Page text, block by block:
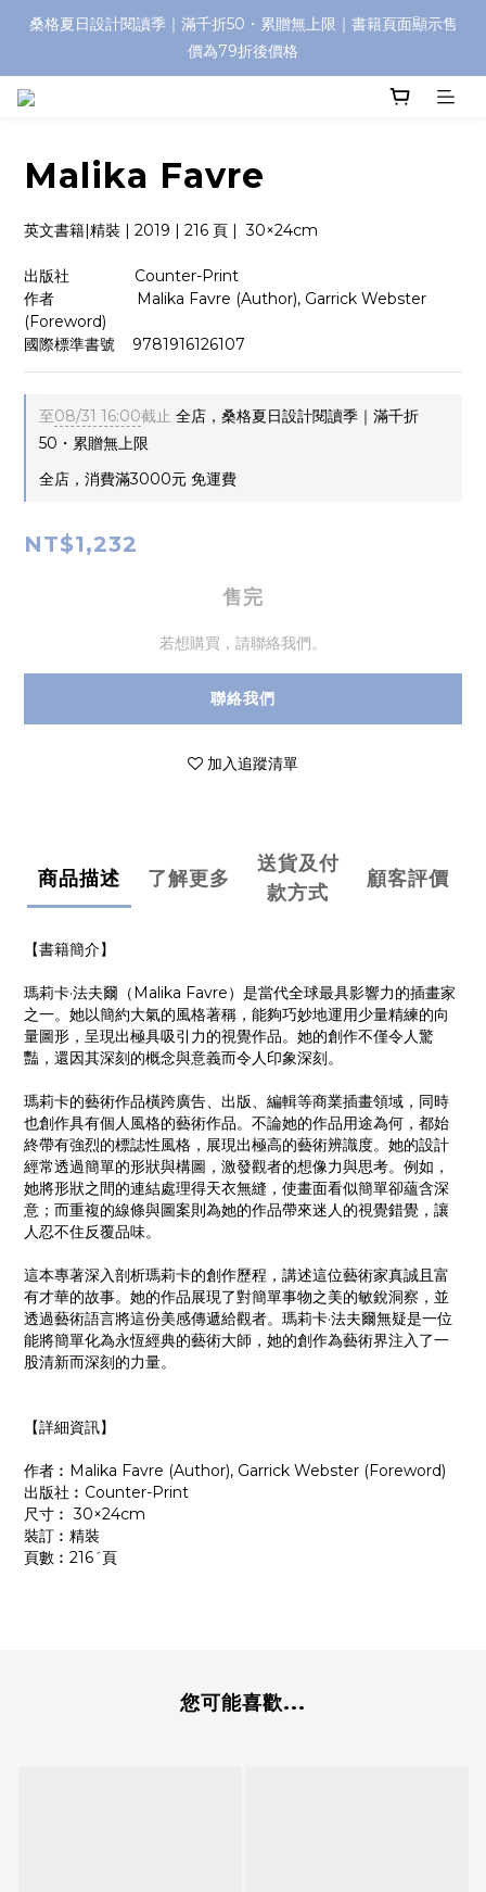
桑格夏日設計閱讀季｜滿千折50・累贈無上限｜書籍頁面顯示售
價為79折後價格
Malika Favre
英文書籍|精裝 | 2019 | 216 頁 |  30×24cm
出版社               Counter-Print
作者                   Malika Favre (Author), Garrick Webster
(Foreword)
國際標準書號    9781916126107
至08/31 16:00截止 全店，桑格夏日設計閱讀季｜滿千折
50・累贈無上限
全店，消費滿3000元 免運費
NT$1,232
售完
若想購買，請聯絡我們。
聯絡我們
加入追蹤清單
商品描述 了解更多
送貨及付
款方式
顧客評價
【書籍簡介】
瑪莉卡·法夫爾（Malika Favre）是當代全球最具影響力的插畫家
之一。她以簡約大氣的風格著稱，能夠巧妙地運用少量精練的向
量圖形，呈現出極具吸引力的視覺作品。她的創作不僅令人驚
豔，還因其深刻的概念與意義而令人印象深刻。
瑪莉卡的藝術作品橫跨廣告、出版、編輯等商業插畫領域，同時
也創作具有個人風格的藝術作品。不論她的作品用途為何，都始
終帶有強烈的標誌性風格，展現出極高的藝術辨識度。她的設計
經常透過簡單的形狀與構圖，激發觀者的想像力與思考。例如，
她將形狀之間的連結處理得天衣無縫，使畫面看似簡單卻蘊含深
意；而重複的線條與圖案則為她的作品帶來迷人的視覺錯覺，讓
人忍不住反覆品味。
這本專著深入剖析瑪莉卡的創作歷程，講述這位藝術家真誠且富
有才華的故事。她的作品展現了對簡單事物之美的敏銳洞察，並
透過藝術語言將這份美感傳遞給觀者。瑪莉卡·法夫爾無疑是一位
能將簡單化為永恆經典的藝術大師，她的創作為藝術界注入了一
股清新而深刻的力量。
【詳細資訊】
作者︰Malika Favre (Author), Garrick Webster (Foreword)
出版社︰Counter-Print
尺寸︰ 30×24cm
裝訂︰精裝
頁數︰216ˊ頁
您可能喜歡...